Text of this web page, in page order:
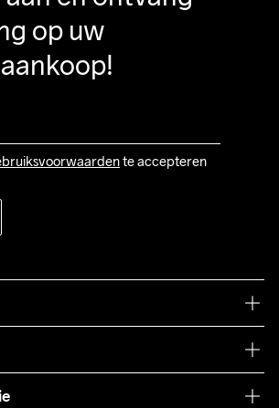
op uw
te accepteren